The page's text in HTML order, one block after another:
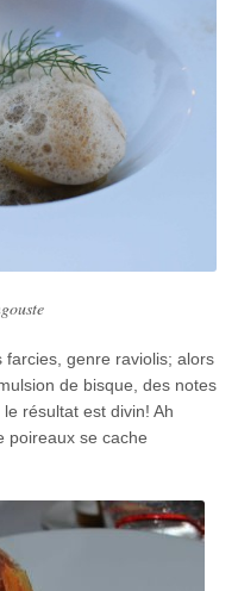
farcies, genre raviolis; alors
de bisque, des notes
résultat est divin! Ah
poireaux se cache